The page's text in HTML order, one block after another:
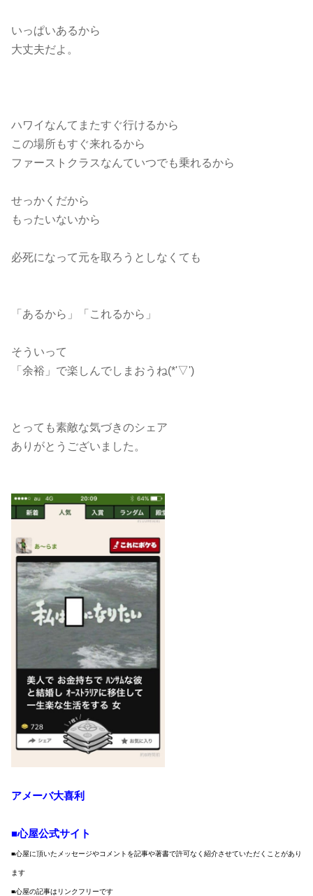
いっぱいあるから
大丈夫だよ。
ハワイなんてまたすぐ行けるから
この場所もすぐ来れるから
ファーストクラスなんていつでも乗れるから
せっかくだから
もったいないから
必死になって元を取ろうとしなくても
「あるから」「これるから」
そういって
「余裕」で楽しんでしまおうね(*'▽')
とっても素敵な気づきのシェア
ありがとうございました。
アメーバ大喜利
■心屋公式サイト
■心屋に頂いたメッセージやコメントを記事や著書で許可なく紹介させていただくことがあり
ます
■心屋の記事はリンクフリーです